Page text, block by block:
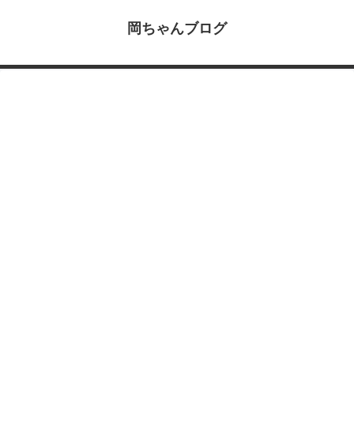
岡ちゃんブログ